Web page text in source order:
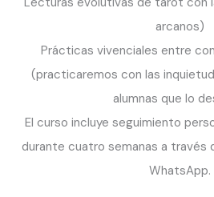
arcanos)
Prácticas vivenciales entre
(practicaremos con las
alumnas que lo
El curso incluye seguimiento
durante cuatro semanas a través
WhatsApp.